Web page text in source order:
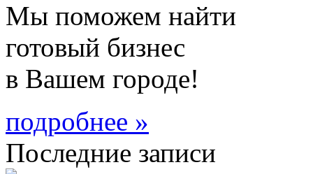
Мы поможем найти
готовый бизнес
в Вашем городе!
подробнее »
Последние записи